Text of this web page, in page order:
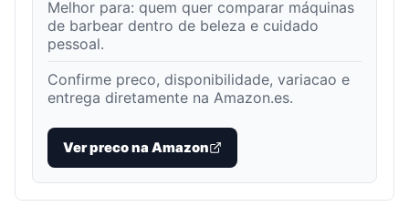
Melhor para: quem quer comparar máquinas
de barbear dentro de beleza e cuidado
pessoal.
Confirme preco, disponibilidade, variacao e
entrega diretamente na Amazon.es.
Ver preco na Amazon